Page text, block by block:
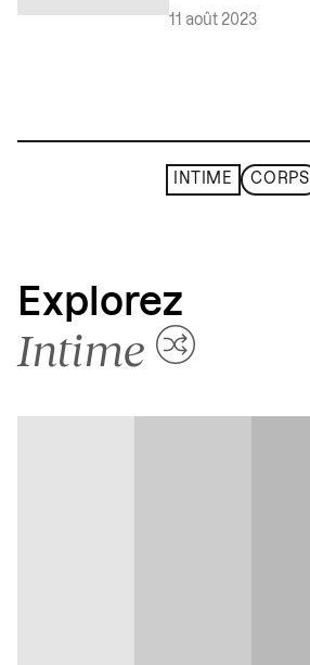
11 août 2023
INTIME CORPS
Explorez
Intime